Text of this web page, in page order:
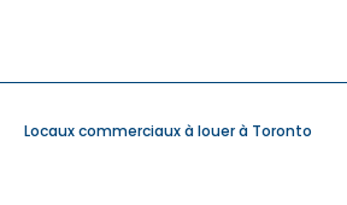
Locaux commerciaux à louer à Toronto